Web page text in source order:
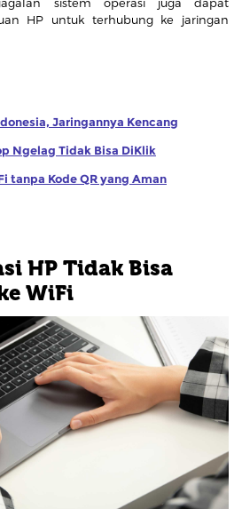
sistem operasi juga dapat
HP untuk terhubung ke jaringan
Jaringannya Kencang
Ngelag Tidak Bisa DiKlik
tanpa Kode QR yang Aman
HP Tidak Bisa
WiFi